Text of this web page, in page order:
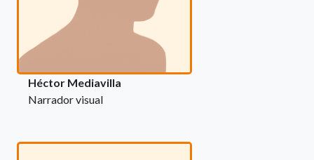
Héctor Mediavilla
Narrador visual